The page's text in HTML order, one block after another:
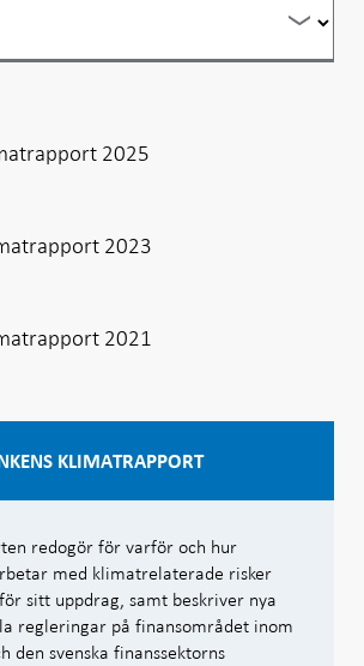
2025
2023
2021
KLIMATRAPPORT
redogör för varför och hur
med klimatrelaterade risker
sitt uppdrag, samt beskriver nya
regleringar på finansområdet inom
den svenska finanssektorns